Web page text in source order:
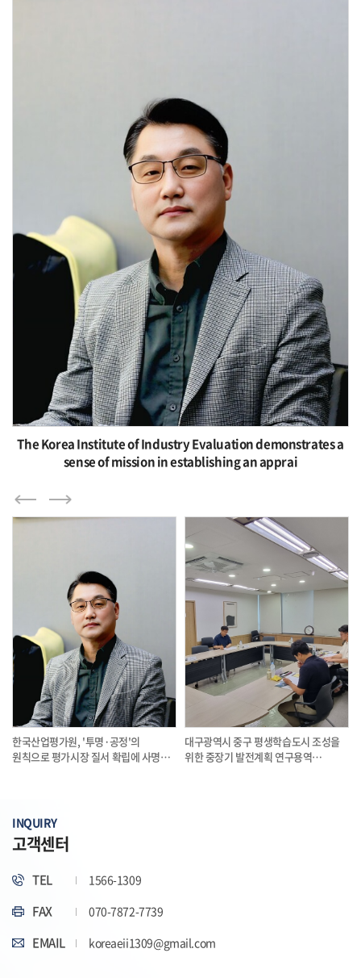
무분별한 입찰 참여로 건실한 업체가 피해를 보는 것을 막기 위해서다.
부실 입찰자로 의심할 만한 사유가 있는 업체는 입찰보증금 납부 면제
대상에서 제외한다. 공급 능력이나 자격이 없는 부실 입찰자의
구체적인 판단 기준은 향후 '정부 입찰·계약 집행기준'에 담을
예정이다.정당한 이유 없이 심사서류를 제출하지 않거나 심사를 포기한
업체에 대해서는 입찰참가자격을 제한한다.100억 원 이상 300억 원
미만 공공공사의 낙찰자 평가 방식은 간이형 종합심사낙찰제에서
기술형 적격심사제로 전환한다.해당 공사 구간에서는 최근 견적
대행사에 의존한 동일가격 투찰 현상이 심화하면서 업체의 실제 역량을
변별하지 못하고 공공조달 시장을 왜곡한다는 지적이 제기됐다.조달청
발주 공사의 간이형 종합심사낙찰제 동일가격 투찰률은 2020년 0.90%
에서 2024년 3.26%, 지난해 38.97%로 상승했다. 올해 3월에는 68.96%
까지 치솟았다.정부는 평균 투찰가격인 균형가격에 가까울수록 높은
점수를 주는 현행 방식 대신 낮은 가격으로 입찰한 업체부터 심사하는
기술형 적격심사제를 도입한다. 공사 실적과 인력 기준 등
공사수행능력 평가도 강화해 역량 있는 업체의 낙찰 기회를 확대한다.
담합 재발을 억제하기 위해 입찰참가자격 제한기간도 늘린다. 담합
주도자는 현행 1년에서 1년 6개월로, 단순 가담자는 6개월에서 1년으로
제한기간을 각각 6개월씩 연장한다.입법예고 기간은 다음 달
31일까지다. 정부는 국민 의견을 수렴한 뒤 법제처 심사와 차관회의·
국무회의 등을 거쳐 입법이 완료되는 즉시 개정안을 시행할 계획이다.
시행 시점은 오는 11월로 전망된다.다만 기술형 적격심사제는 계약예규
개정과 업계 준비 기간 등을 고려해 내년 1월부터 시행한다.재경부는
"이번 개정 이후에도 공정한 경쟁 질서를 확립하고, 기업의 경영부담을
완화하는 등 현장의 목소리를 경청하여 지속적인 계약제도 개선을
The Korea Institute of Industry Evaluation demonstrates a
sense of mission in establishing an apprai
한국산업평가원, '투명·공정'의
원칙으로 평가시장 질서 확립에 사명감
대구광역시 중구 평생학습도시 조성을
위한 중장기 발전계획 연구용역
INQUIRY
고객센터
TEL 1566-1309
FAX 070-7872-7739
EMAIL koreaeii1309@gmail.com